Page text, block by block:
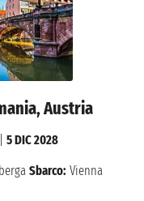
Austria
5 DIC 2028
Sbarco: Vienna